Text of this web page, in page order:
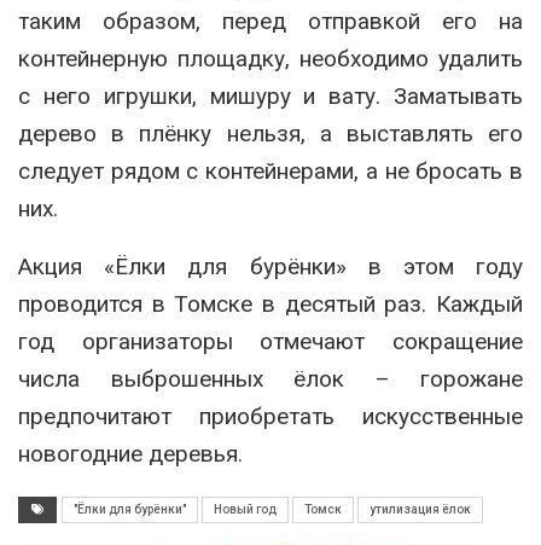
таким образом, перед отправкой его на
контейнерную площадку, необходимо удалить
с него игрушки, мишуру и вату. Заматывать
дерево в плёнку нельзя, а выставлять его
следует рядом с контейнерами, а не бросать в
них.
Акция «Ёлки для бурёнки» в этом году
проводится в Томске в десятый раз. Каждый
год организаторы отмечают сокращение
числа выброшенных ёлок – горожане
предпочитают приобретать искусственные
новогодние деревья.
"Ёлки для бурёнки" Новый год Томск утилизация ёлок